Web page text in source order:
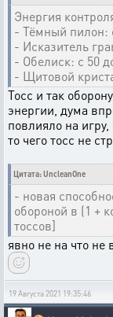
Энергия
- Тёмный пилон:
- Исказитель
- Обелиск: с 50
- Щитовой
Тосс и так
энергии, дума
повлияло на
то чего тосс не
Цитата: UncleanOne
- новая
обороной в (1 +
тоссов]
явно не на что не
19 Августа 2021 19:35:46